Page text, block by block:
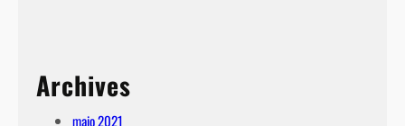
Archives
maio 2021